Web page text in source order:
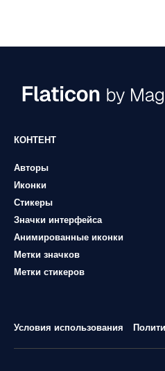
КОНТЕНТ
Авторы
Иконки
Стикеры
Значки интерфейса
Анимированные иконки
Метки значков
Метки стикеров
Условия использования